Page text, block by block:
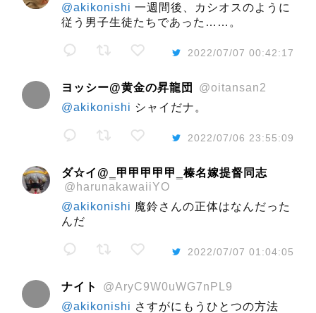
@akikonishi 一週間後、カシオスのように
従う男子生徒たちであった……。
2022/07/07 00:42:17
ヨッシー@黄金の昇龍団
@oitansan2
@akikonishi シャイだナ。
2022/07/06 23:55:09
ダ☆イ@‗甲甲甲甲甲‗榛名嫁提督同志
@harunakawaiiYO
@akikonishi 魔鈴さんの正体はなんだった
んだ
2022/07/07 01:04:05
ナイト
@AryC9W0uWG7nPL9
@akikonishi さすがにもうひとつの方法